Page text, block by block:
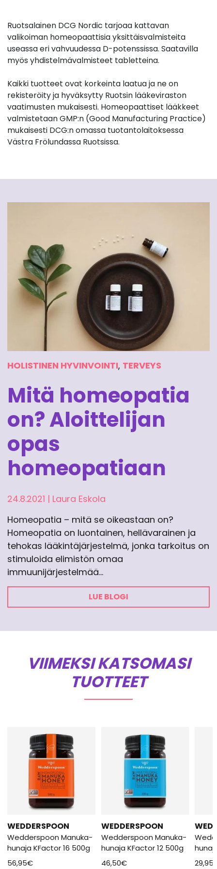
Ruotsalainen DCG Nordic tarjoaa kattavan
valikoiman homeopaattisia yksittäisvalmisteita
useassa eri vahvuudessa D-potenssissa. Saatavilla
myös yhdistelmävalmisteet tabletteina.
Kaikki tuotteet ovat korkeinta laatua ja ne on
rekisteröity ja hyväksytty Ruotsin lääkeviraston
vaatimusten mukaisesti. Homeopaattiset lääkkeet
valmistetaan GMP:n (Good Manufacturing Practice)
mukaisesti DCG:n omassa tuotantolaitoksessa
Västra Frölundassa Ruotsissa.
HOLISTINEN HYVINVOINTI, TERVEYS
Mitä homeopatia
on? Aloittelijan
opas
homeopatiaan
24.8.2021 | Laura Eskola
Homeopatia – mitä se oikeastaan on?
Homeopatia on luontainen, hellävarainen ja
tehokas lääkintäjärjestelmä, jonka tarkoitus on
stimuloida elimistön omaa
immuunijärjestelmää…
LUE BLOGI
VIIMEKSI KATSOMASI
TUOTTEET
WEDDERSPOON
Wedderspoon Manuka-
hunaja KFactor 16 500g
56,95€
WEDDERSPOON
Wedderspoon Manuka-
hunaja KFactor 12 500g
46,50€
29,95